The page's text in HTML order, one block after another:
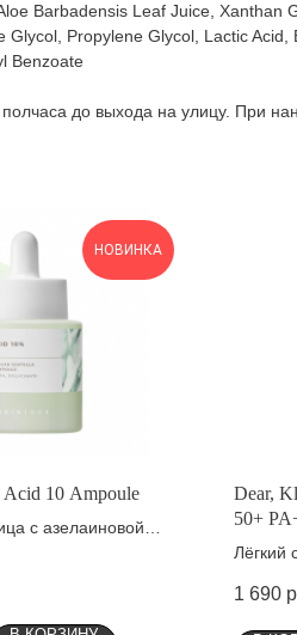
Barbadensis Leaf Juice,
Propylene Glycol, Lactic
Benzoate
до выхода на улицу. При
НОВИНКА
10 Ampoule
с азелаиновой
Dear,
50+
Лёгкий
1 690